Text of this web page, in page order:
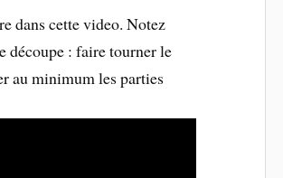
dans cette video. Notez
découpe : faire tourner le
au minimum les parties